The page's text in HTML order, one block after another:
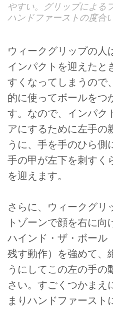
やすい。グリップによる
ハンドファーストの度合
ウィークグリップの人
インパクトを迎えたと
すくなってしまうので
的に使ってボールをつ
す。なので、インパク
アにするために左手の
うに、手を手のひら側
手の甲が左下を刺すく
を迎えます。
さらに、ウィークグリ
トゾーンで顔を右に
ハインド・ザ・ボール
残す動作）を強めて、
うにしてこの左の手の
さい。すごくつかまえ
まりハンドファースト